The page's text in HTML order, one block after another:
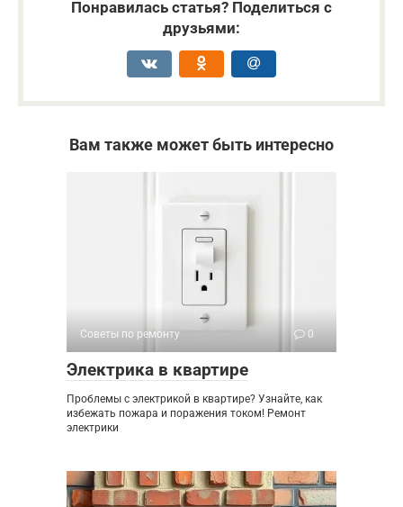
Понравилась статья? Поделиться с
друзьями:
Вам также может быть интересно
Советы по ремонту 0
Электрика в квартире
Проблемы с электрикой в квартире? Узнайте, как
избежать пожара и поражения током! Ремонт
электрики